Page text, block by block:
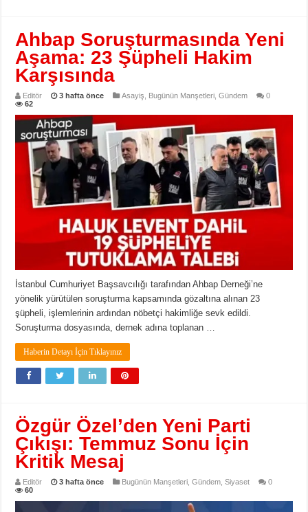
Ahbap Soruşturmasında Yeni
Aşama: 23 Şüpheli Hakim
Karşısında
Editör 3 hafta önce Asayiş Bugünün Manşetleri ,Gündem
0
62
İstanbul Cumhuriyet Başsavcılığı tarafından Ahbap Derneği’ne
yönelik yürütülen soruşturma kapsamında gözaltına alınan 23
şüpheli, işlemlerinin ardından nöbetçi hakimliğe sevk edildi.
Soruşturma dosyasında, dernek adına toplanan …
Haberin Detayı İçin Tıklayınız
Özgür Özel’den Yeni Parti
Çıkışı: Temmuz Sonu İçin
Kritik Mesaj
Editör 3 hafta önce Bugünün Manşetleri ,Gündem ,Siyaset
0
60